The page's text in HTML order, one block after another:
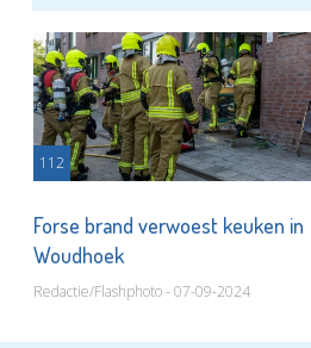
112
Forse brand verwoest keuken in
Woudhoek
Redactie/Flashphoto - 07-09-2024